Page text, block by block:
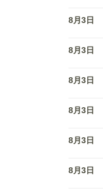
8月3日
8月3日
8月3日
8月3日
8月3日
8月3日